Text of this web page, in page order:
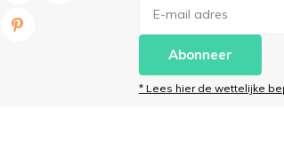
Abonneer
* Lees hier de wettelijke